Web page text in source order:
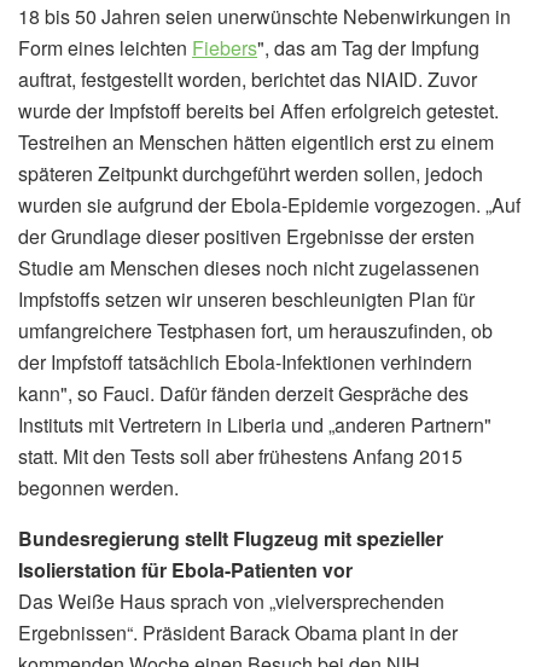
18 bis 50 Jahren seien unerwünschte Nebenwirkungen in
Form eines leichten Fiebers", das am Tag der Impfung
auftrat, festgestellt worden, berichtet das NIAID. Zuvor
wurde der Impfstoff bereits bei Affen erfolgreich getestet.
Testreihen an Menschen hätten eigentlich erst zu einem
späteren Zeitpunkt durchgeführt werden sollen, jedoch
wurden sie aufgrund der Ebola-Epidemie vorgezogen. „Auf
der Grundlage dieser positiven Ergebnisse der ersten
Studie am Menschen dieses noch nicht zugelassenen
Impfstoffs setzen wir unseren beschleunigten Plan für
umfangreichere Testphasen fort, um herauszufinden, ob
der Impfstoff tatsächlich Ebola-Infektionen verhindern
kann", so Fauci. Dafür fänden derzeit Gespräche des
Instituts mit Vertretern in Liberia und „anderen Partnern"
statt. Mit den Tests soll aber frühestens Anfang 2015
begonnen werden.
Bundesregierung stellt Flugzeug mit spezieller
Isolierstation für Ebola-Patienten vor
Das Weiße Haus sprach von „vielversprechenden
Ergebnissen“. Präsident Barack Obama plant in der